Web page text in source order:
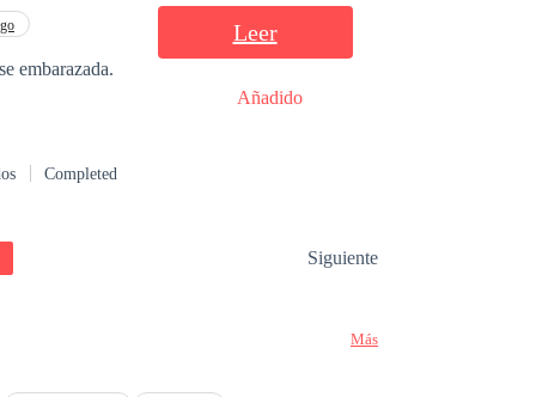
Lo
embarazada.
Completed
Leer
Añadido
Siguiente
Más